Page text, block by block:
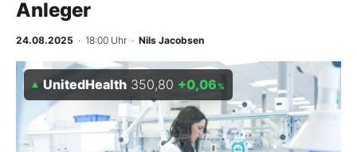
BO-Musterdepots
Experten
Mein B:O
Anleger
24.08.2025 · 18:00 Uhr · Nils Jacobsen
UnitedHealth 350,80 +0,06 %